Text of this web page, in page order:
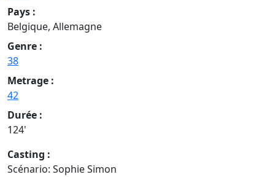
Pays :
Belgique, Allemagne
Genre :
38
Metrage :
42
Durée :
124'
Casting :
Scénario: Sophie Simon